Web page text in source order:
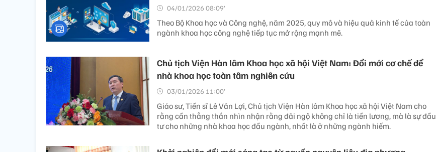
04/01/2026 08:09’
Theo Bộ Khoa học và Công nghệ, năm 2025, quy mô và hiệu quả kinh tế của toàn
ngành khoa học công nghệ tiếp tục mở rộng mạnh mẽ.
Chủ tịch Viện Hàn lâm Khoa học xã hội Việt Nam: Đổi mới cơ chế để
nhà khoa học toàn tâm nghiên cứu
03/01/2026 11:00’
Giáo sư, Tiến sĩ Lê Văn Lợi, Chủ tịch Viện Hàn lâm Khoa học xã hội Việt Nam cho
rằng cần thẳng thắn nhìn nhận rằng đãi ngộ không chỉ là tiền lương, mà là sự đầu
tư cho những nhà khoa học đầu ngành, nhất là ở những ngành hiếm.